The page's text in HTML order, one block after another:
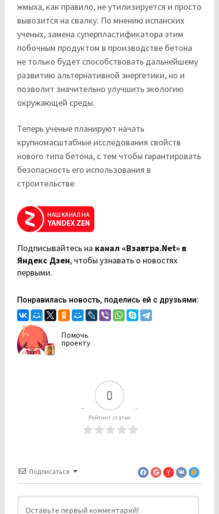
жмыха, как правило, не утилизируется и просто
вывозится на свалку. По мнению испанских
ученых, замена суперпластификатора этим
побочным продуктом в производстве бетона
не только будет способствовать дальнейшему
развитию альтернативной энергетики, но и
позволит значительно улучшить экологию
окружающей среды.
Теперь ученые планируют начать
крупномасштабные исследования свойств
нового типа бетона, с тем чтобы гарантировать
безопасность его использования в
строительстве.
Подписывайтесь на канал «Взавтра.Net» в
Яндекс Дзен, чтобы узнавать о новостях
первыми.
Понравилась новость, поделись ей с друзьями:
Помочь
проекту
0
Рейтинг статьи
Подписаться